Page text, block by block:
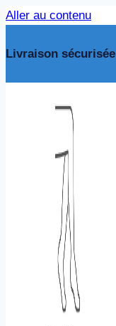
Aller au contenu
Livraison